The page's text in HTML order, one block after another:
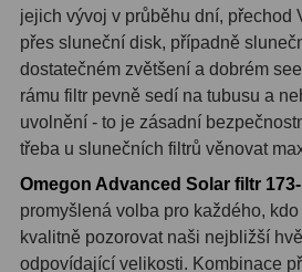
Motory a pohony13
Upínací prvky13
Závaží 3
Ostatní22
Seřízení22
Laserové kolimátory
jejich vývoj v průběhu dní, přechod
přes sluneční disk, případně
dostatečném zvětšení a dobrém
rámu filtr pevně sedí na tubusu a
uvolnění - to je zásadní
třeba u slunečních filtrů věnovat
Omegon Advanced Solar filtr
promyšlená volba pro každého,
kvalitně pozorovat naši nejbližší
odpovídající velikosti. Kombinace